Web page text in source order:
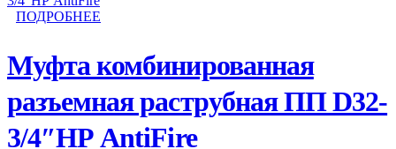
ПОДРОБНЕЕ
Муфта комбинированная
разъемная раструбная ПП D32-
3/4″НР AntiFire